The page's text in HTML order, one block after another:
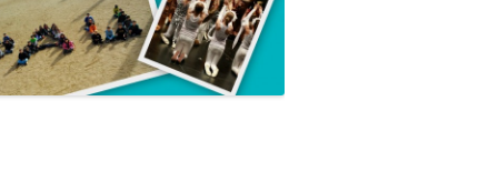
EXTRAESCOLARS